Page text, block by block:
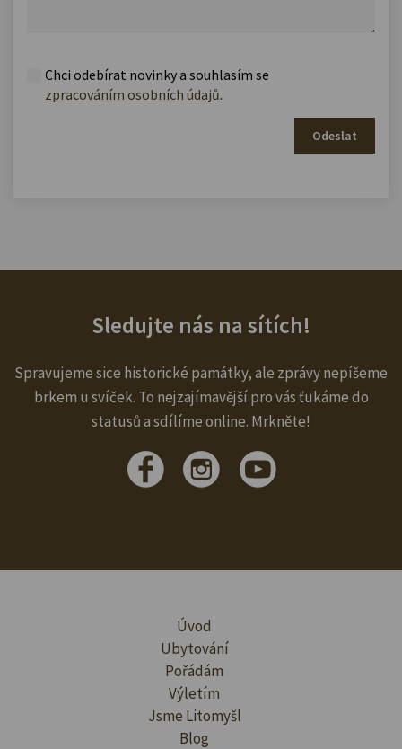
Chci odebírat novinky a souhlasím se
zpracováním osobních údajů.
Odeslat
Sledujte nás na sítích!
Spravujeme sice historické památky, ale zprávy nepíšeme
brkem u svíček. To nejzajímavější pro vás ťukáme do
statusů a sdílíme online. Mrkněte!
Úvod
Ubytování
Pořádám
Výletím
Jsme Litomyšl
Blog